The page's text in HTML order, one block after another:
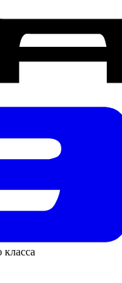
класса